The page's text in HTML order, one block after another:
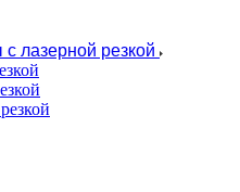
с лазерной резкой